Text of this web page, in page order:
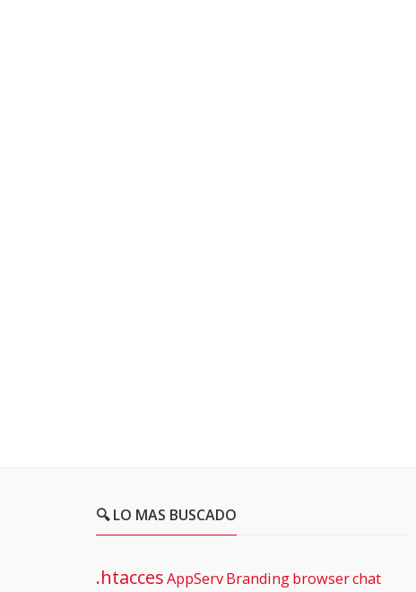
🔍 LO MAS BUSCADO
.htaccesAppServBrandingbrowserchat